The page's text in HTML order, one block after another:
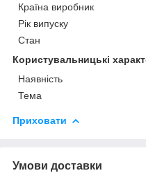
Країна виробник
Рік випуску
Стан
Користувальницькі
Наявність
Тема
Приховати
Умови доставки